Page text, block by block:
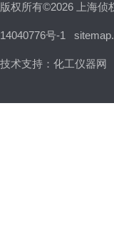
版权所有©2026 上海侦
14040776号-1
技术支持： 化工仪器网